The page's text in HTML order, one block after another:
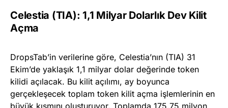
Celestia (TIA): 1,1 Milyar Dolarlık Dev Kilit
Açma
DropsTab’in verilerine göre, Celestia’nın (TIA) 31
Ekim’de yaklaşık 1,1 milyar dolar değerinde token
kilidi açılacak. Bu kilit açılımı, ay boyunca
gerçekleşecek toplam token kilit açma işlemlerinin en
büyük kısmını oluşturuyor. Toplamda 175,75 milyon